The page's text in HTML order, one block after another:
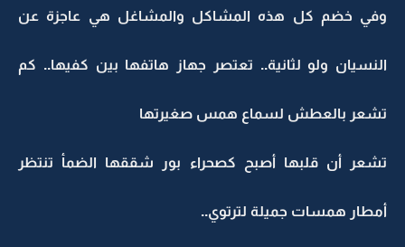
وفي خضم كل هذه المشاكل والمشاغل هي عاجزة عن
النسيان ولو لثانية.. تعتصر جهاز هاتفها بين كفيها.. كم
تشعر بالعطش لسماع همس صغيرتها
تشعر أن قلبها أصبح كصحراء بور شققها الضمأ تنتظر
أمطار همسات جميلة لترتوي..